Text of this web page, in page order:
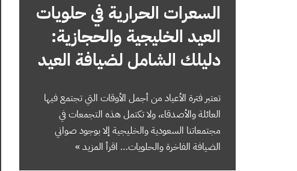
السعرات الحرارية في حلويات
العيد الخليجية والحجازية:
دليلك الشامل لضيافة العيد
تعتبر فترة الأعياد من أجمل الأوقات التي تجتمع فيها
العائلة والأصدقاء، ولا تكتمل هذه التجمعات في
مجتمعاتنا السعودية والخليجية إلا بوجود صواني
الضيافة الفاخرة والحلويات… اقرأ المزيد »